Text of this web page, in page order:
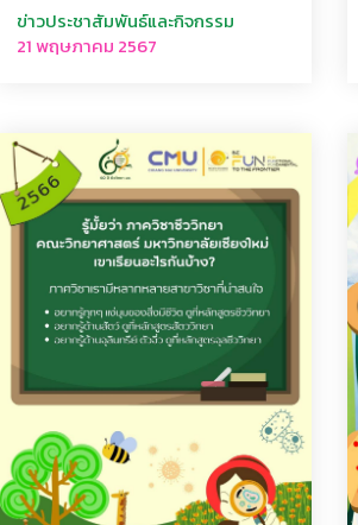
ข่าวประชาสัมพันธ์และกิจกรรม
21 พฤษภาคม 2567